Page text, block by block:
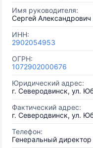
Имя руководителя:
Сергей
ИНН:
2902054953
ОГРН:
1072902000676
Юридический адрес:
г. Северодвинск, ул.
Фактический адрес:
г. Северодвинск, ул.
Телефон:
Генеральный